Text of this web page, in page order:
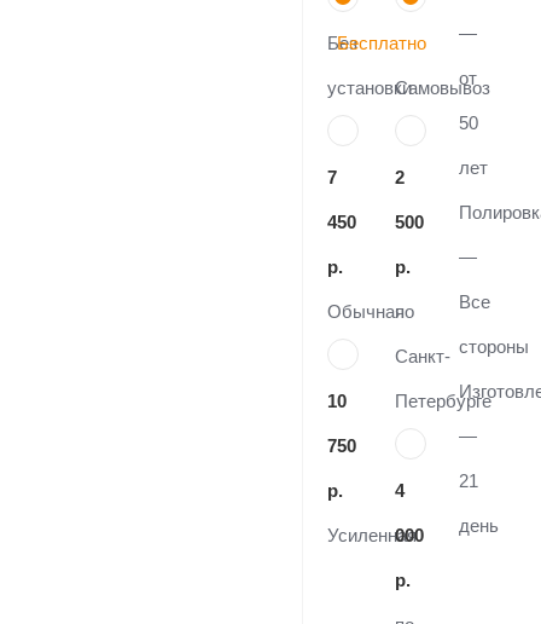
Без
установки
7
450
р.
Обычная
10
750
р.
Усиленная
Бесплатно
Самовывоз
2
500
р.
по
Санкт-
Петербурге
4
000
р.
—
от
50
лет
—
Все
стороны
—
21
день